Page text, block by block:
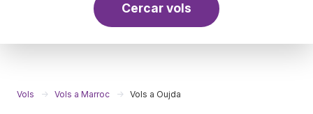
Cercar vols
Vols Vols a Marroc Vols a Oujda